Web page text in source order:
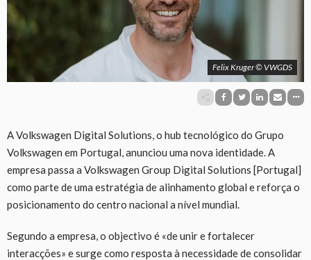
Felix Kruger © VWGDS
A Volkswagen Digital Solutions, o hub tecnológico do Grupo
Volkswagen em Portugal, anunciou uma nova identidade. A
empresa passa a Volkswagen Group Digital Solutions [Portugal]
como parte de uma estratégia de alinhamento global e reforça o
posicionamento do centro nacional a nível mundial.
Segundo a empresa, o objectivo é «de unir e fortalecer
interacções» e surge como resposta à necessidade de consolidar